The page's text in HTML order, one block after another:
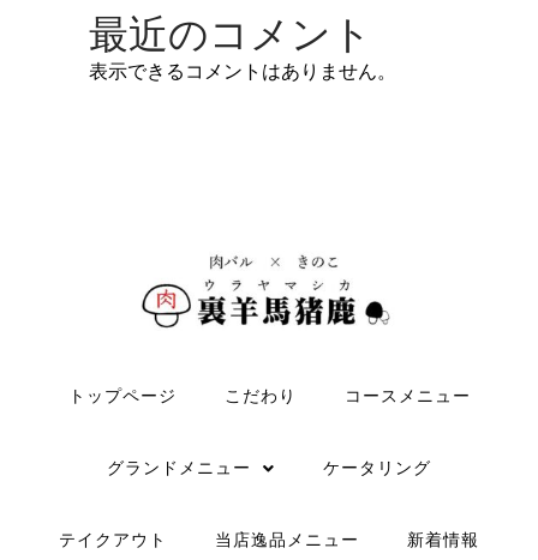
最近のコメント
表示できるコメントはありません。
トップページ こだわり コースメニュー
グランドメニュー ケータリング
テイクアウト 当店逸品メニュー 新着情報